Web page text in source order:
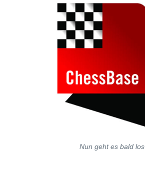
Nun geht es bald los